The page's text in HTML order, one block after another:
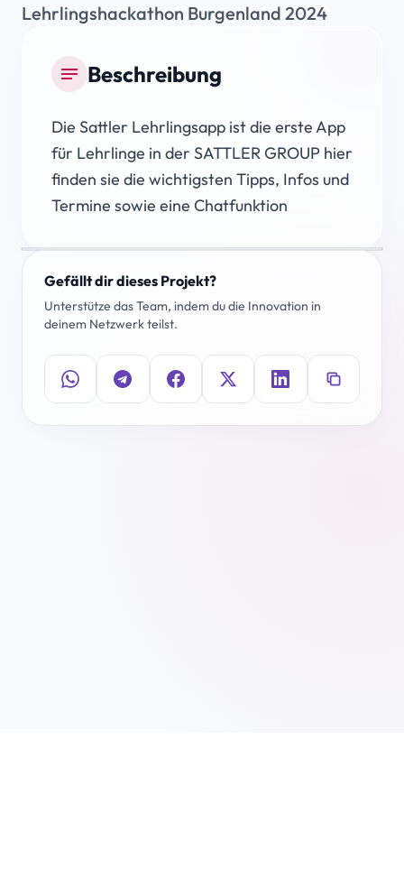
Lehrlingshackathon Burgenland 2024
notes Beschreibung
Die Sattler Lehrlingsapp ist die erste App
für Lehrlinge in der SATTLER GROUP hier
finden sie die wichtigsten Tipps, Infos und
Termine sowie eine Chatfunktion
Gefällt dir dieses Projekt?
Unterstütze das Team, indem du die Innovation in
deinem Netzwerk teilst.